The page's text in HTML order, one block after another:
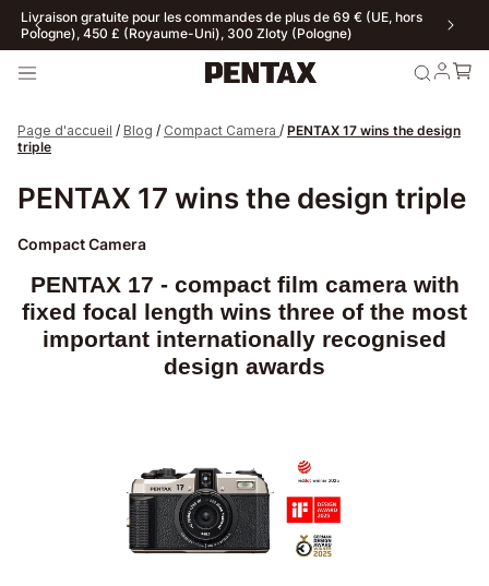
Livraison gratuite pour les commandes de plus de 69 € (UE, hors
Pologne), 450 £ (Royaume-Uni), 300 Zloty (Pologne)
Page d'accueil / Blog / Compact Camera / PENTAX 17 wins the design
triple
PENTAX 17 wins the design triple
Compact Camera
PENTAX 17 - compact film camera with
fixed focal length wins three of the most
important internationally recognised
design awards